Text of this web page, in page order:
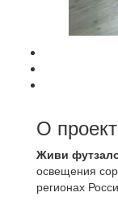
О
Живи
освещения
регионах